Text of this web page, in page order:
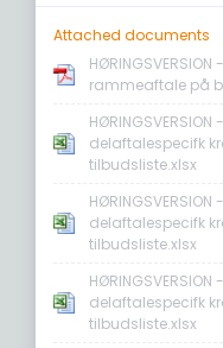
Attached documents
rammeaftale på
delaftalespecifk
tilbudsliste.xlsx
delaftalespecifk
tilbudsliste.xlsx
delaftalespecifk
tilbudsliste.xlsx